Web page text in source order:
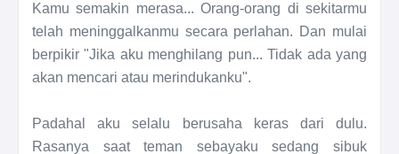
Kamu semakin merasa... Orang-orang di sekitarmu
telah meninggalkanmu secara perlahan. Dan mulai
berpikir "Jika aku menghilang pun... Tidak ada yang
akan mencari atau merindukanku".
Padahal aku selalu berusaha keras dari dulu.
Rasanya saat teman sebayaku sedang sibuk